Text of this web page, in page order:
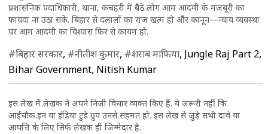
प्रशासनिक पदाधिकारी, थाना, कचहरी में बैठे लोग आम आदमी के मजबूरी का
फायदा ना उठा सके. बिहार से दलालों का राज खत्म हो और कानून—न्याय व्यवस्था
पर आम आदमी का विश्वास फिर से कायम हो.
#बिहार सरकार, #नीतीश कुमार, #शराब माफिया, Jungle Raj Part 2,
Bihar Government, Nitish Kumar
इस लेख में लेखक ने अपने निजी विचार व्यक्त किए हैं. ये जरूरी नहीं कि
आईचौक.इन या इंडिया टुडे ग्रुप उनसे सहमत हो. इस लेख से जुड़े सभी दावे या
आपत्ति के लिए सिर्फ लेखक ही जिम्मेदार है.